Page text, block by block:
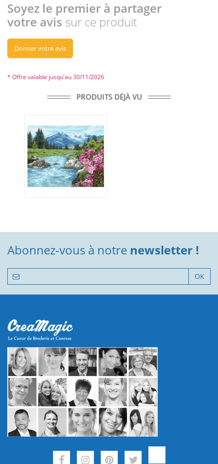
Soyez le premier à partager
votre avis sur ce produit
Donner votre avis
* Offre valable jusqu'au 30/11/2026
PRODUITS DÉJÀ VU
Abonnez-vous à notre newsletter !
OK